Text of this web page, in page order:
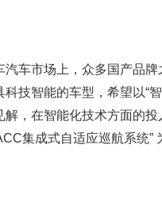
车市场上，众多国产品牌
技智能的车型，希望以“
，在智能化技术方面的投
集成式自适应巡航系统”